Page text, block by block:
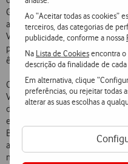
Ao “Aceitar todas as cookies”
terceiros, das categorias de
publicidade, conforme a nossa
Na Lista de Cookiesencontra o
descrição da finalidade de cada
Em alternativa, clique
preferências, ou rejeitar todas
alterar as suas escolhas a
Gravador Digital (com
automática de séries completas),
Videoclube, com a
principais estúdios e
êxitos do cinema e filmes em
O lançamento do serviço Vai
Vodafone na inovação do
disponibilização de
exemplo: a possibilidade de
Box sem custos adicionais e o
aceder na televisão, de forma
músicas disponíveis nos PC